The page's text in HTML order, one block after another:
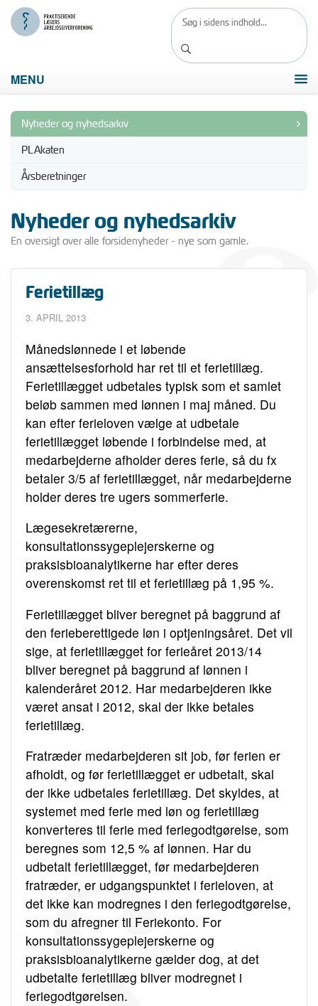
MENU
Nyheder og nyhedsarkiv
PLAkaten
Årsberetninger
Nyheder og nyhedsarkiv
En oversigt over alle forsidenyheder - nye som gamle.
Ferietillæg
3. APRIL 2013
Månedslønnede i et løbende
ansættelsesforhold har ret til et ferietillæg.
Ferietillægget udbetales typisk som et samlet
beløb sammen med lønnen i maj måned. Du
kan efter ferieloven vælge at udbetale
ferietillægget løbende i forbindelse med, at
medarbejderne afholder deres ferie, så du fx
betaler 3/5 af ferietillægget, når medarbejderne
holder deres tre ugers sommerferie.
Lægesekretærerne,
konsultationssygeplejerskerne og
praksisbioanalytikerne har efter deres
overenskomst ret til et ferietillæg på 1,95 %.
Ferietillægget bliver beregnet på baggrund af
den ferieberettigede løn i optjeningsåret. Det vil
sige, at ferietillægget for ferieåret 2013/14
bliver beregnet på baggrund af lønnen i
kalenderåret 2012. Har medarbejderen ikke
været ansat i 2012, skal der ikke betales
ferietillæg.
Fratræder medarbejderen sit job, før ferien er
afholdt, og før ferietillægget er udbetalt, skal
der ikke udbetales ferietillæg. Det skyldes, at
systemet med ferie med løn og ferietillæg
konverteres til ferie med feriegodtgørelse, som
beregnes som 12,5 % af lønnen. Har du
udbetalt ferietillægget, før medarbejderen
fratræder, er udgangspunktet i ferieloven, at
det ikke kan modregnes i den feriegodtgørelse,
som du afregner til Feriekonto. For
konsultationssygeplejerskerne og
praksisbioanalytikerne gælder dog, at det
udbetalte ferietillæg bliver modregnet i
feriegodtgørelsen.